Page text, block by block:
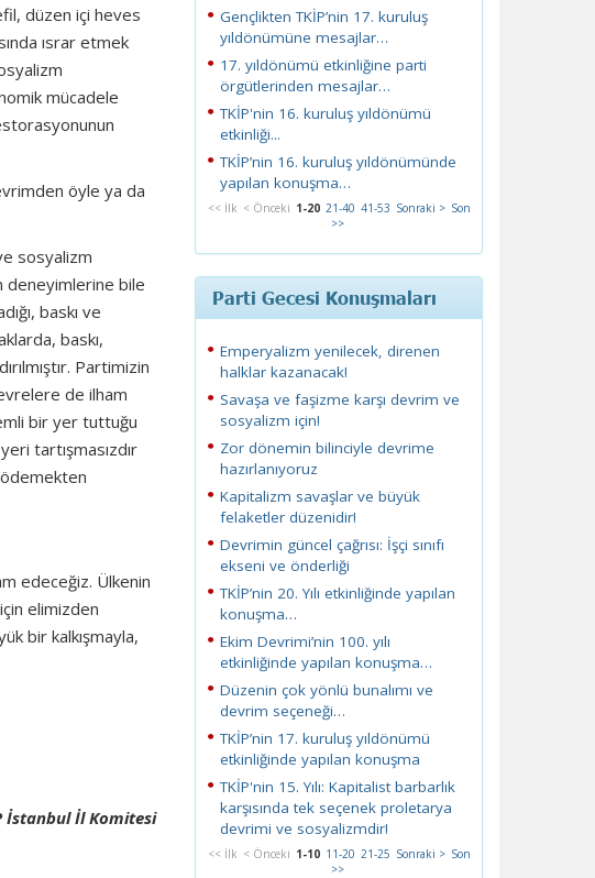
düzen içi heves
ısrar etmek
mücadele
öyle ya da
sosyalizm
deneyimlerine bile
baskı ve
baskı,
Partimizin
de ilham
bir yer tuttuğu
tartışmasızdır
ödemekten
edeceğiz. Ülkenin
elimizden
bir kalkışmayla,
İstanbul İl Komitesi
Gençlikten TKİP’nin 17. kuruluş
yıldönümüne mesajlar…
17. yıldönümü etkinliğine parti
örgütlerinden mesajlar…
TKİP'nin 16. kuruluş yıldönümü
etkinliği...
TKİP’nin 16. kuruluş yıldönümünde
yapılan konuşma…
<< İlk < Önceki 1-20 21-40 41-53 Sonraki > Son
>>
Parti Gecesi Konuşmaları
Emperyalizm yenilecek, direnen
halklar kazanacak!
Savaşa ve faşizme karşı devrim ve
sosyalizm için!
Zor dönemin bilinciyle devrime
hazırlanıyoruz
Kapitalizm savaşlar ve büyük
felaketler düzenidir!
Devrimin güncel çağrısı: İşçi sınıfı
ekseni ve önderliği
TKİP’nin 20. Yılı etkinliğinde yapılan
konuşma…
Ekim Devrimi’nin 100. yılı
etkinliğinde yapılan konuşma…
Düzenin çok yönlü bunalımı ve
devrim seçeneği…
TKİP’nin 17. kuruluş yıldönümü
etkinliğinde yapılan konuşma
TKİP'nin 15. Yılı: Kapitalist barbarlık
karşısında tek seçenek proletarya
devrimi ve sosyalizmdir!
<< İlk < Önceki 1-10 11-20 21-25 Sonraki > Son
>>